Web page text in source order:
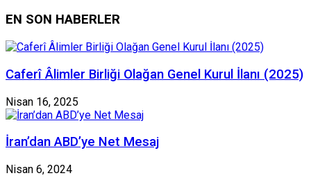
EN SON HABERLER
Caferî Âlimler Birliği Olağan Genel Kurul İlanı (2025)
Nisan 16, 2025
İran’dan ABD’ye Net Mesaj
Nisan 6, 2024